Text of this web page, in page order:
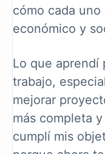
cómo cada
económico y
Lo que aprendí
trabajo,
mejorar
más completa
cumplí mis